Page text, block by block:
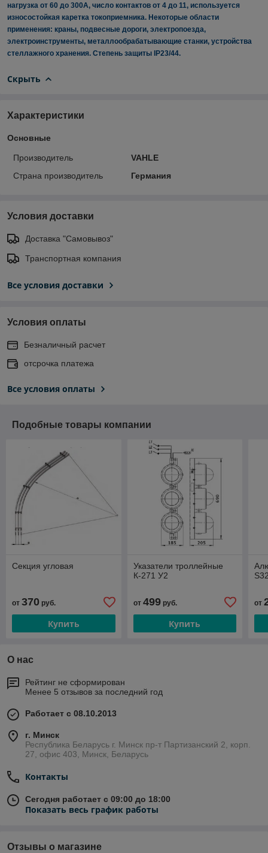
нагрузка от 60 до 300A, число контактов от 4 до 11, используется
износостойкая каретка токоприемника. Некоторые области
применения: краны, подвесные дороги, электропоезда,
электроинструменты, металлообрабатывающие станки, устройства
стеллажного хранения. Степень защиты IP23/44.
Скрыть
Характеристики
Основные
Производитель
VAHLE
Страна производитель
Германия
Условия доставки
Доставка "Самовывоз"
Транспортная компания
Все условия доставки
Условия оплаты
Безналичный расчет
отсрочка платежа
Все условия оплаты
Подобные товары компании
Секция угловая
от 370 руб.
Купить
Указатели троллейные
К-271 У2
от 499руб.
Купить
от
О нас
Рейтинг не сформирован
Менее 5 отзывов за последний год
Работает с 08.10.2013
г. Минск
Республика Беларусь г. Минск пр-т Партизанский 2, корп.
27, офис 403, Минск, Беларусь
Контакты
Сегодня работает с 09:00 до 18:00
Показать весь график работы
Отзывы о магазине